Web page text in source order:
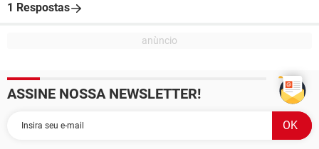
1 Respostas
ASSINE NOSSA NEWSLETTER!